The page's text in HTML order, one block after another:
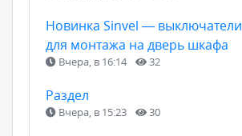
Новинка Sinvel — выключатели
для монтажа на дверь шкафа
Вчера, в 16:14 32
Раздел
Вчера, в 15:23 30